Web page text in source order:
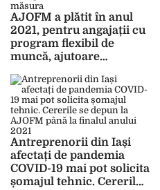
AJOFM a plătit în anul
2021, pentru angajații cu
program flexibil de
muncă, ajutoare
un milion de lei. Patronii
din Iași au depus sute de
cereri în măsura
„kurzarbeit”
Antreprenorii din Iași
afectați de pandemia
COVID-19 mai pot solicita
șomajul tehnic. Cererile